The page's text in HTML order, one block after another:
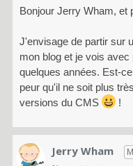
Bonjour Jerry Wham, et
J'envisage de partir sur
mon blog et je vois
quelques années. Est-
peur qu'il ne soit plus
versions du CMS
!
Jerry Wham